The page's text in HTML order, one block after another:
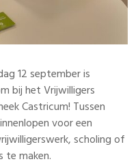
12 september is
bij het Vrijwilligers
Castricum! Tussen
voor een
scholing of
te maken.